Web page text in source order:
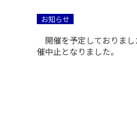
お知らせ
開催を予定しておりま
催中止となりました。